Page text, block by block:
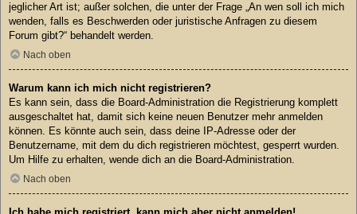
jeglicher Art ist; außer solchen, die unter der Frage „An wen soll ich mich
wenden, falls es Beschwerden oder juristische Anfragen zu diesem
Forum gibt?“ behandelt werden.
Nach oben
Warum kann ich mich nicht registrieren?
Es kann sein, dass die Board-Administration die Registrierung komplett
ausgeschaltet hat, damit sich keine neuen Benutzer mehr anmelden
können. Es könnte auch sein, dass deine IP-Adresse oder der
Benutzername, mit dem du dich registrieren möchtest, gesperrt wurden.
Um Hilfe zu erhalten, wende dich an die Board-Administration.
Nach oben